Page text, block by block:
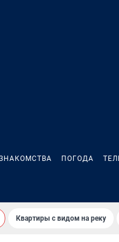
ПОГОДА
Квартиры с видом на реку